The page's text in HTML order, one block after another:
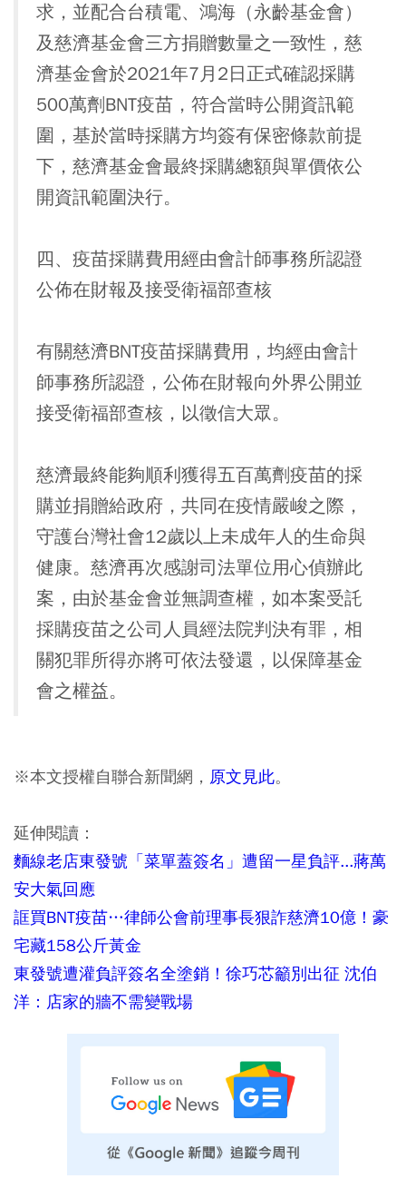
求，並配合台積電、鴻海（永齡基金會）
及慈濟基金會三方捐贈數量之一致性，慈
濟基金會於2021年7月2日正式確認採購
500萬劑BNT疫苗，符合當時公開資訊範
圍，基於當時採購方均簽有保密條款前提
下，慈濟基金會最終採購總額與單價依公
開資訊範圍決行。
四、疫苗採購費用經由會計師事務所認證
公佈在財報及接受衛福部查核
有關慈濟BNT疫苗採購費用，均經由會計
師事務所認證，公佈在財報向外界公開並
接受衛福部查核，以徵信大眾。
慈濟最終能夠順利獲得五百萬劑疫苗的採
購並捐贈給政府，共同在疫情嚴峻之際，
守護台灣社會12歲以上未成年人的生命與
健康。慈濟再次感謝司法單位用心偵辦此
案，由於基金會並無調查權，如本案受託
採購疫苗之公司人員經法院判決有罪，相
關犯罪所得亦將可依法發還，以保障基金
會之權益。
※本文授權自聯合新聞網， 原文見此。
延伸閱讀：
麵線老店東發號「菜單蓋簽名」遭留一星負評...蔣萬
安大氣回應
誆買BNT疫苗…律師公會前理事長狠詐慈濟10億！豪
宅藏158公斤黃金
東發號遭灌負評簽名全塗銷！徐巧芯籲別出征 沈伯
洋：店家的牆不需變戰場